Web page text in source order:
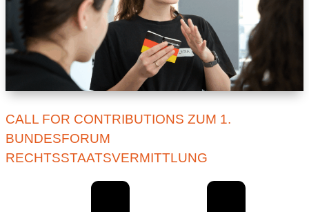
CALL FOR CONTRIBUTIONS ZUM 1.
BUNDESFORUM
RECHTSSTAATSVERMITTLUNG